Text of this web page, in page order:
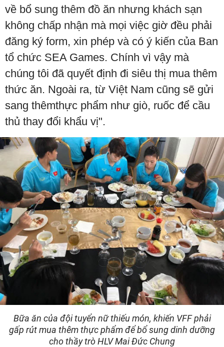
về bổ sung thêm đồ ăn nhưng khách sạn
không chấp nhận mà mọi việc giờ đều phải
đăng ký form, xin phép và có ý kiến của Ban
tổ chức SEA Games. Chính vì vậy mà
chúng tôi đã quyết định đi siêu thị mua thêm
thức ăn. Ngoài ra, từ Việt Nam cũng sẽ gửi
sang thêmthực phẩm như giò, ruốc để cầu
thủ thay đổi khẩu vị".
Bữa ăn của đội tuyển nữ thiếu món, khiến VFF phải
gấp rút mua thêm thực phẩm để bổ sung dinh dưỡng
cho thầy trò HLV Mai Đức Chung